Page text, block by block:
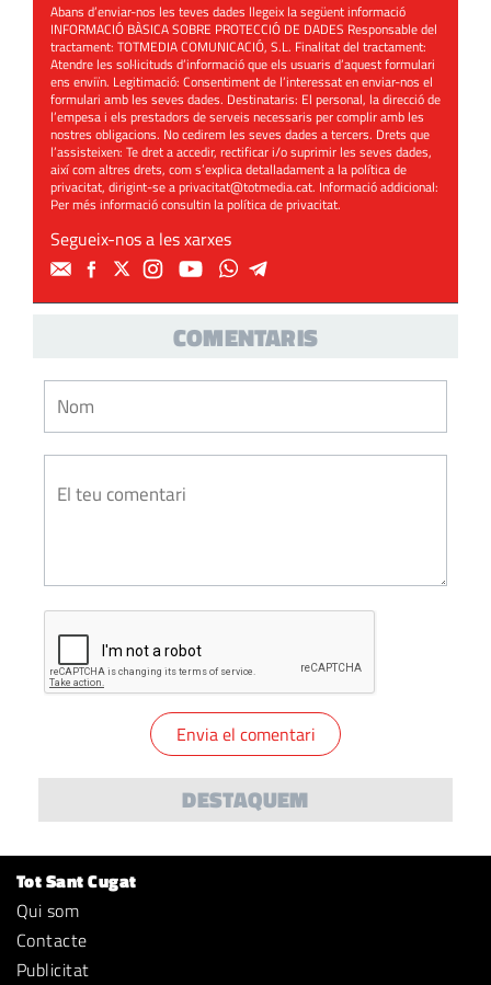
Abans d’enviar-nos les teves dades llegeix la següent informació
INFORMACIÓ BÀSICA SOBRE PROTECCIÓ DE DADES Responsable del
tractament: TOTMEDIA COMUNICACIÓ, S.L. Finalitat del tractament:
Atendre les sol·licituds d’informació que els usuaris d’aquest formulari
ens enviïn. Legitimació: Consentiment de l’interessat en enviar-nos el
formulari amb les seves dades. Destinataris: El personal, la direcció de
l’empesa i els prestadors de serveis necessaris per complir amb les
nostres obligacions. No cedirem les seves dades a tercers. Drets que
l’assisteixen: Te dret a accedir, rectificar i/o suprimir les seves dades,
així com altres drets, com s’explica detalladament a la política de
privacitat, dirigint-se aprivacitat@totmedia.cat. Informació addicional:
Per més informació consultin lapolítica de privacitat.
Segueix-nos a les xarxes
COMENTARIS
DESTAQUEM
Tot Sant Cugat
Qui som
Contacte
Publicitat